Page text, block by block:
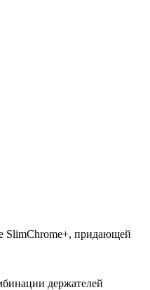
SlimChrome+, придающей
держателей